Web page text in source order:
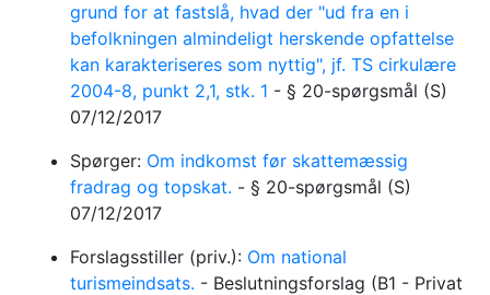
grund for at fastslå, hvad der "ud fra en i
befolkningen almindeligt herskende opfattelse
kan karakteriseres som nyttig", jf. TS cirkulære
2004-8, punkt 2,1, stk. 1 - § 20-spørgsmål (S)
07/12/2017
Spørger: Om indkomst før skattemæssig
fradrag og topskat. - § 20-spørgsmål (S)
07/12/2017
Forslagsstiller (priv.): Om national
turismeindsats. - Beslutningsforslag (B1 - Privat